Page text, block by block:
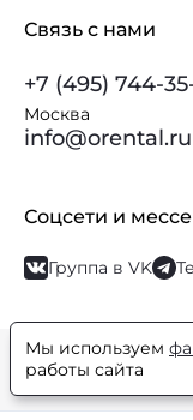
Связь с нами
+7 (495) 744-
Москва
info@orental.ru
Соцсети и
Группа в VK
© Orental.ru
косметики
Мы используем
работы сайта